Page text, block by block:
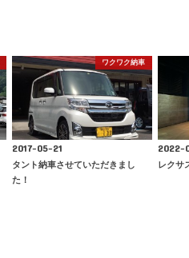
ワクワク納車
2017-05-21
タント納車させていただきまし
た！
2022-
レクサ